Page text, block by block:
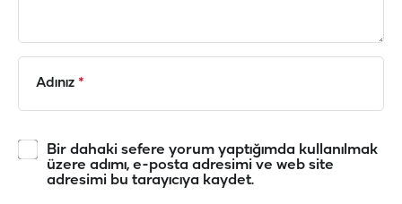
Adınız *
Bir dahaki sefere yorum yaptığımda kullanılmak
üzere adımı, e-posta adresimi ve web site
adresimi bu tarayıcıya kaydet.